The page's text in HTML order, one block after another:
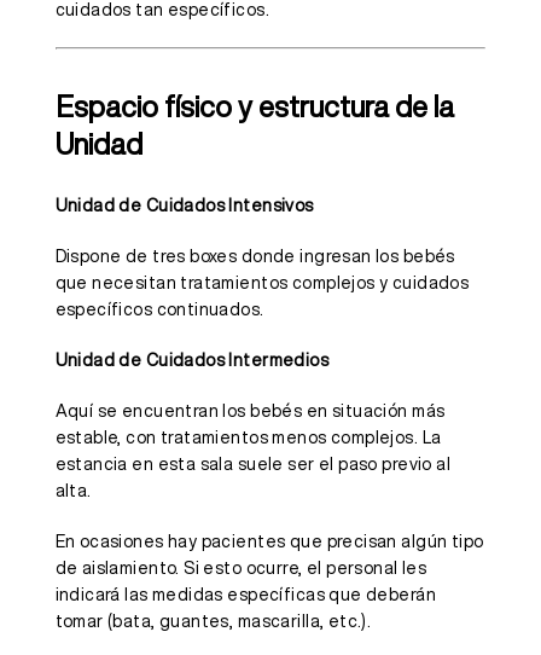
cuidados tan específicos.
Espacio físico y estructura de la
Unidad
Unidad de Cuidados Intensivos
Dispone de tres boxes donde ingresan los bebés
que necesitan tratamientos complejos y cuidados
específicos continuados.
Unidad de Cuidados Intermedios
Aquí se encuentran los bebés en situación más
estable, con tratamientos menos complejos. La
estancia en esta sala suele ser el paso previo al
alta.
En ocasiones hay pacientes que precisan algún tipo
de aislamiento. Si esto ocurre, el personal les
indicará las medidas específicas que deberán
tomar (bata, guantes, mascarilla, etc.).